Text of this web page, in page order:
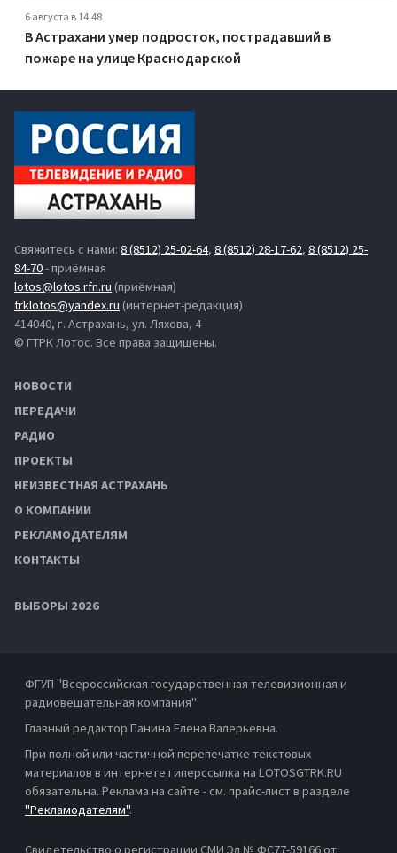
6 августа в 14:48
В Астрахани умер подросток, пострадавший в
пожаре на улице Краснодарской
Свяжитесь с нами: 8 (8512) 25-02-64, 8 (8512) 28-17-62, 8 (8512) 25-
84-70- приёмная
lotos@lotos.rfn.ru (приёмная)
trklotos@yandex.ru (интернет-редакция)
414040, г. Астрахань, ул. Ляхова, 4
© ГТРК Лотос. Все права защищены.
НОВОСТИ
ПЕРЕДАЧИ
РАДИО
ПРОЕКТЫ
НЕИЗВЕСТНАЯ АСТРАХАНЬ
О КОМПАНИИ
РЕКЛАМОДАТЕЛЯМ
КОНТАКТЫ
ВЫБОРЫ 2026
ФГУП "Всероссийская государственная телевизионная и
радиовещательная компания"
Главный редактор Панина Елена Валерьевна.
При полной или частичной перепечатке текстовых
материалов в интернете гиперссылка на LOTOSGTRK.RU
обязательна. Реклама на сайте - см. прайс-лист в разделе
"Рекламодателям".
Свидетельство о регистрации СМИ Эл № ФС77-59166 от